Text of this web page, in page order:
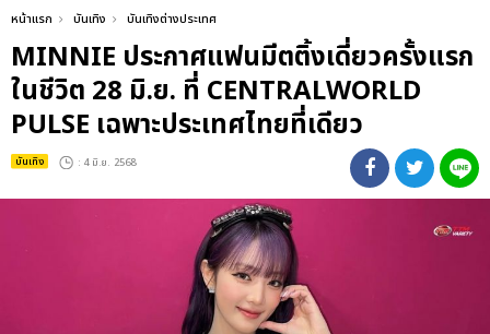
หน้าแรก บันเทิง บันเทิงต่างประเทศ
MINNIE ประกาศแฟนมีตติ้งเดี่ยวครั้งแรก
ในชีวิต 28 มิ.ย. ที่ CENTRALWORLD
PULSE เฉพาะประเทศไทยที่เดียว
บันเทิง : 4 มิ.ย. 2568